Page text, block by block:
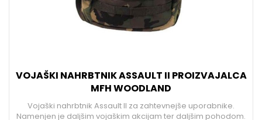
VOJAŠKI NAHRBTNIK ASSAULT II PROIZVAJALCA
MFH WOODLAND
Vojaški nahrbtnik Assault II za zahtevnejše uporabnike.
Namenjen je daljšim vojaškim akcijam ter daljšim pohodom.